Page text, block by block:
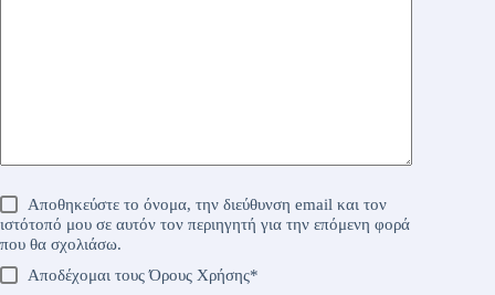
Αποθηκεύστε το όνομα, την διεύθυνση email και τον
ιστότοπό μου σε αυτόν τον περιηγητή για την επόμενη φορά
που θα σχολιάσω.
Αποδέχομαι τουςΌρους Χρήσης*